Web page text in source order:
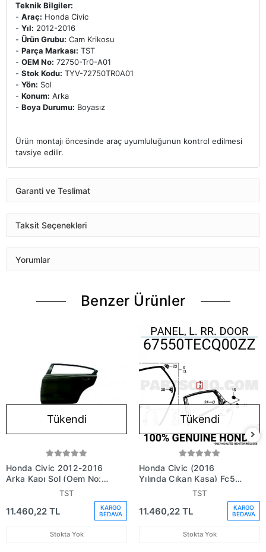
Teknik Bilgiler:
- Araç: Honda Civic
- Yıl: 2012-2016
- Ürün Grubu: Cam Krikosu
- Parça Markası: TST
- OEM No: 72750-Tr0-A01
- Stok Kodu: TYV-72750TR0A01
- Yön: Sol
- Konum: Arka
- Boya Durumu: Boyasız
Ürün montajı öncesinde araç uyumluluğunun kontrol edilmesi
tavsiye edilir.
Garanti ve Teslimat
Taksit Seçenekleri
Yorumlar
Benzer Ürünler
Tükendi
Honda Civic 2012-2016
Arka Kapı Sol (Oem No:
67550Tt0X3Zz)
TST
11.460,22 TL
KARGO
BEDAVA
Stokta Yok
Tükendi
Honda Civic (2016
Yılında Çıkan Kasa) Fc5
Arka Kapı Sol (Oem No:
TST
11.460,22 TL
KARGO
BEDAVA
Stokta Yok